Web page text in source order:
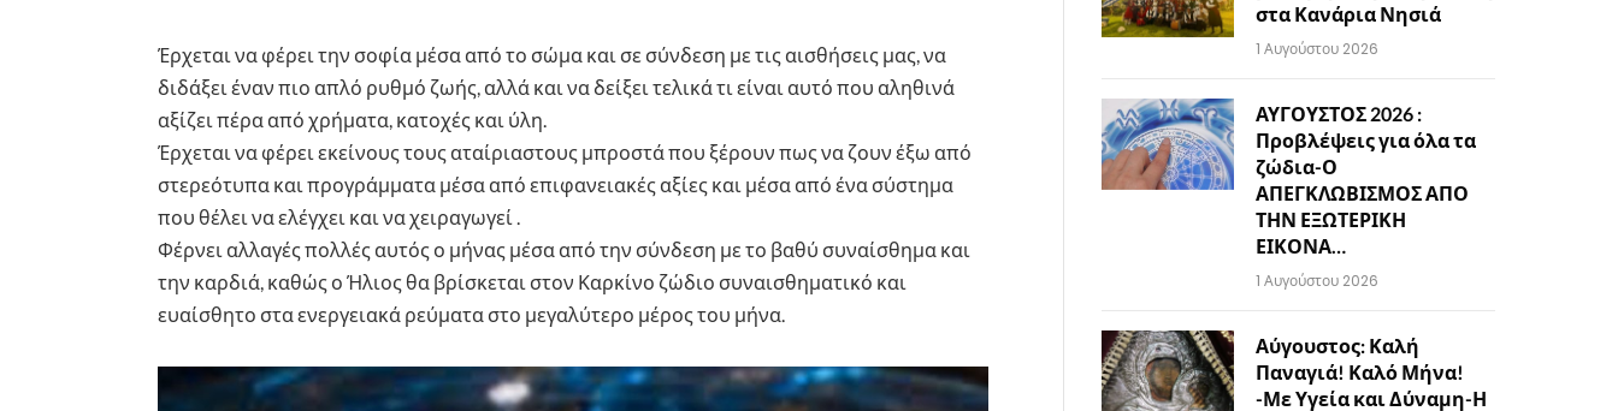
Έρχεται να φέρει την σοφία μέσα από το σώμα και σε σύνδεση με τις αισθήσεις μας, να
διδάξει έναν πιο απλό ρυθμό ζωής, αλλά και να δείξει τελικά τι είναι αυτό που αληθινά
αξίζει πέρα από χρήματα, κατοχές και ύλη.
Έρχεται να φέρει εκείνους τους αταίριαστους μπροστά που ξέρουν πως να ζουν έξω από
στερεότυπα και προγράμματα μέσα από επιφανειακές αξίες και μέσα από ένα σύστημα
που θέλει να ελέγχει και να χειραγωγεί .
Φέρνει αλλαγές πολλές αυτός ο μήνας μέσα από την σύνδεση με το βαθύ συναίσθημα και
την καρδιά, καθώς ο Ήλιος θα βρίσκεται στον Καρκίνο ζώδιο συναισθηματικό και
ευαίσθητο στα ενεργειακά ρεύματα στο μεγαλύτερο μέρος του μήνα.
στα Κανάρια Νησιά
1 Αυγούστου 2026
ΑΥΓΟΥΣΤΟΣ 2026 :
Προβλέψεις για όλα τα
ζώδια-Ο
ΑΠΕΓΚΛΩΒΙΣΜΟΣ ΑΠΟ
ΤΗΝ ΕΞΩΤΕΡΙΚΗ
ΕΙΚΟΝΑ…
1 Αυγούστου 2026
Αύγουστος: Καλή
Παναγιά! Καλό Μήνα!
-Με Υγεία και Δύναμη-Η